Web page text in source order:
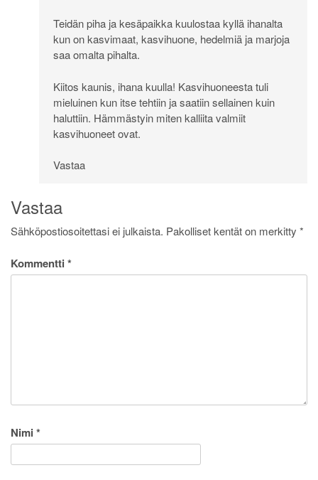
Teidän piha ja kesäpaikka kuulostaa kyllä ihanalta
kun on kasvimaat, kasvihuone, hedelmiä ja marjoja
saa omalta pihalta.
Kiitos kaunis, ihana kuulla! Kasvihuoneesta tuli
mieluinen kun itse tehtiin ja saatiin sellainen kuin
haluttiin. Hämmästyin miten kalliita valmiit
kasvihuoneet ovat.
Vastaa
Vastaa
Sähköpostiosoitettasi ei julkaista. Pakolliset kentät on merkitty *
Kommentti *
Nimi *